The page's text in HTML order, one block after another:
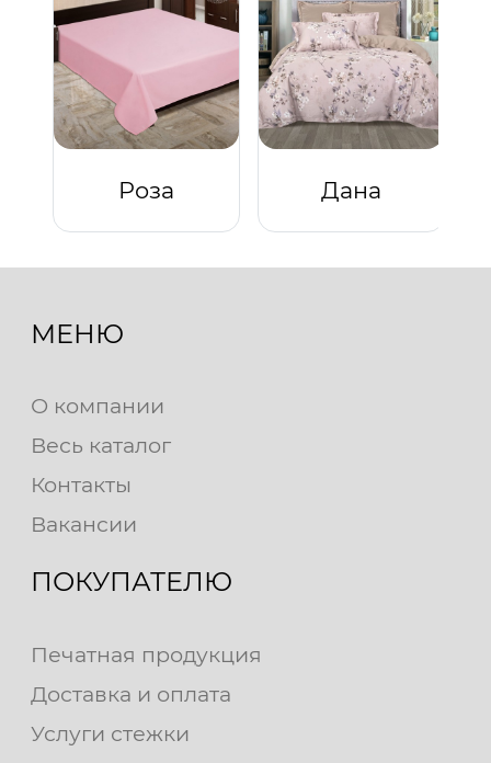
Роза Дана
МЕНЮ
О компании
Весь каталог
Контакты
Вакансии
ПОКУПАТЕЛЮ
Печатная продукция
Доставка и оплата
Услуги стежки